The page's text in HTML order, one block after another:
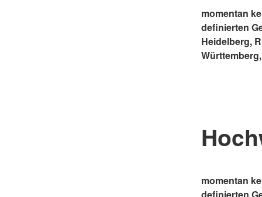
momentan
definierten
Heidelberg,
momentan